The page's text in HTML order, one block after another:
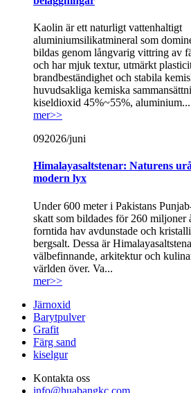
Kaolin är ett naturligt vattenhaltigt
aluminiumsilikatmineral som
bildas genom långvarig vittring av
och har mjuk textur, utmärkt
brandbeständighet och stabila
huvudsakliga kemiska
kiseldioxid 45%~55%, aluminium...
mer>>
092026/juni
Himalayasaltstenar: Naturens
modern lyx
Under 600 meter i Pakistans
skatt som bildades för 260 miljoner
forntida hav avdunstade och
bergsalt. Dessa är
välbefinnande, arkitektur och
världen över. Va...
mer>>
Järnoxid
Barytpulver
Grafit
Färg sand
kiselgur
Kontakta oss
info@huabangkc.com